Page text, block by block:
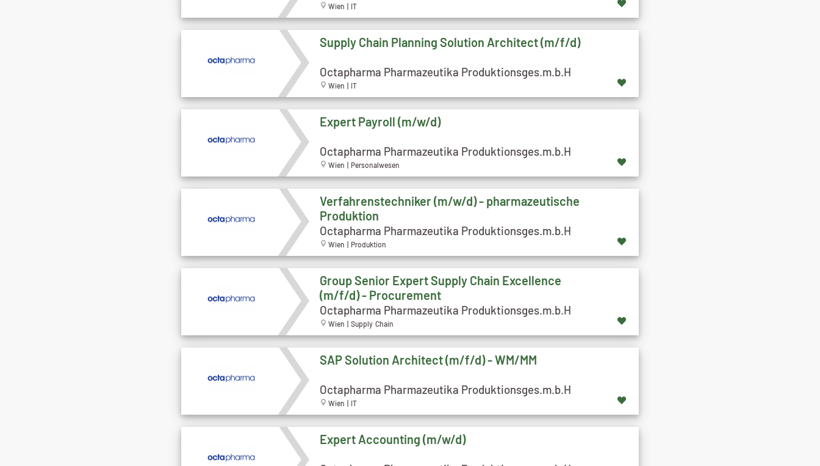
Wien | IT
Supply Chain Planning Solution Architect (m/f/d)
Octapharma Pharmazeutika Produktionsges.m.b.H
Wien | IT
Expert Payroll (m/w/d)
Octapharma Pharmazeutika Produktionsges.m.b.H
Wien | Personalwesen
Verfahrenstechniker (m/w/d) - pharmazeutische
Produktion
Octapharma Pharmazeutika Produktionsges.m.b.H
Wien | Produktion
Group Senior Expert Supply Chain Excellence
(m/f/d) - Procurement
Octapharma Pharmazeutika Produktionsges.m.b.H
Wien | Supply Chain
SAP Solution Architect (m/f/d) - WM/MM
Octapharma Pharmazeutika Produktionsges.m.b.H
Wien | IT
Expert Accounting (m/w/d)